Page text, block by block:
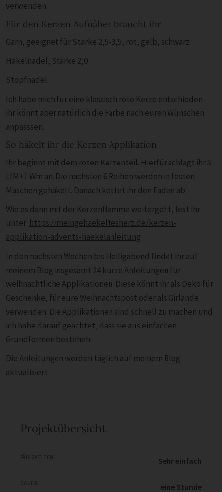
verwenden.
Für den Kerzen Aufnäher braucht ihr
Garn, geeignet für Stärke 2,5-3,5, rot, gelb, schwarz
Häkelnadel, Stärke 2,0
Stopfnadel
Ich habe mich für eine klassisch rote Kerze entschieden-
ihr könnt aber natürlich die Farbe nach euren Wünschen
anpasssen.
So häkelt ihr die Kerzen Applikation
Ihr beginnt mit dem roten Kerzenteil. Hierfür schlagt ihr 5
LfM+1 Wm an. Die nächsten 6 Reihen werden in festen
Maschen gehäkelt. Danach kettet ihr den Faden ab.
Wie es dann mit der Kerzenflamme weitergeht, lest ihr
unter: https://meingehaekeltesherz.de/kerzen-
applikation-advents-haekelanleitung
In den nächsten Wochen bis Heiligabend findet ihr auf
meinem Blog insgesamt 24 kurze Anleitungen für
weihnachtliche Applikationen. Diese könnt ihr als Deko für
Geschenke, für eure Weihnachtspost oder als Girlande
verwenden. Die Applikationen sind schnell zu machen und
ich habe darauf geachtet, dass sie aus einfachen
Grundformen bestehen.
Die Anleitungen werden täglich auf meinem Blog
aktualisiert
Projektübersicht
Sehr einfach
eine Stunde